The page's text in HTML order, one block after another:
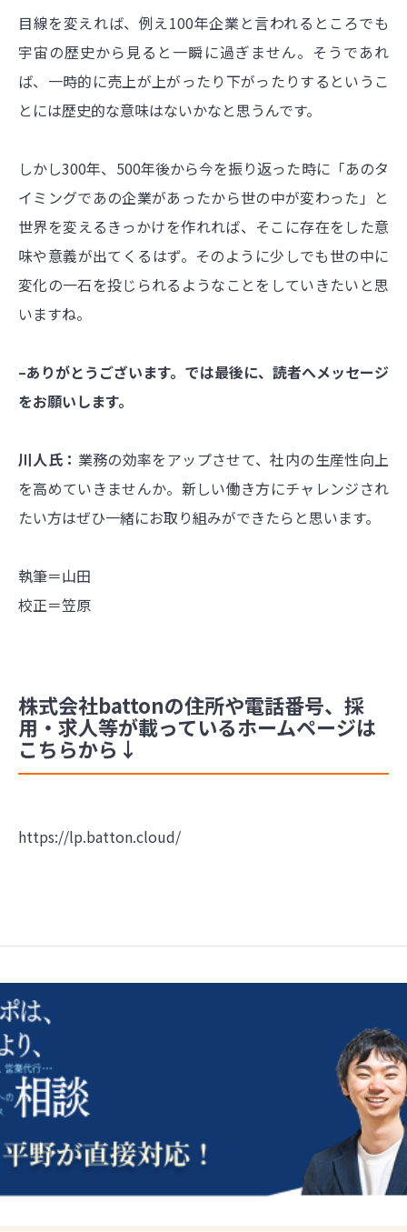
目線を変えれば、例え100年企業と言われるところでも
宇宙の歴史から見ると一瞬に過ぎません。そうであれ
ば、一時的に売上が上がったり下がったりするというこ
とには歴史的な意味はないかなと思うんです。
しかし300年、500年後から今を振り返った時に「あのタ
イミングであの企業があったから世の中が変わった」と
世界を変えるきっかけを作れれば、そこに存在をした意
味や意義が出てくるはず。そのように少しでも世の中に
変化の一石を投じられるようなことをしていきたいと思
いますね。
–ありがとうございます。では最後に、読者へメッセージ
をお願いします。
川人氏： 業務の効率をアップさせて、社内の生産性向上
を高めていきませんか。新しい働き方にチャレンジされ
たい方はぜひ一緒にお取り組みができたらと思います。
執筆＝山田
校正＝笠原
株式会社battonの住所や電話番号、採
用・求人等が載っているホームページは
こちらから↓
https://lp.batton.cloud/